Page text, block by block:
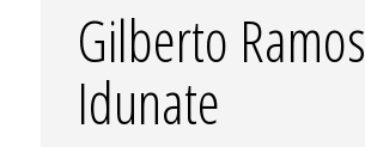
Gilberto Ramos
Idunate